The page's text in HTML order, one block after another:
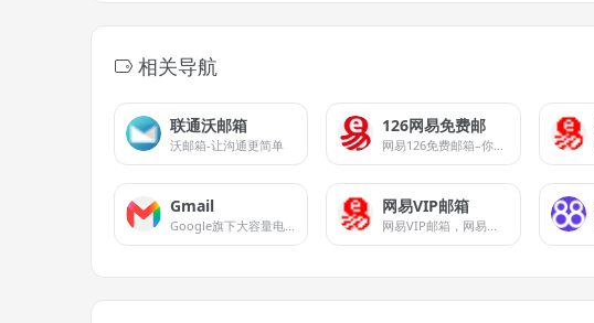
相关导航
联通沃邮箱
沃邮箱-让沟通更简单
126网易免费邮
网易126免费邮箱–你的专业电子邮局
Gmail
Google旗下大容量电子邮件服务软件
网易VIP邮箱
网易VIP邮箱，网易旗下高端邮箱品牌